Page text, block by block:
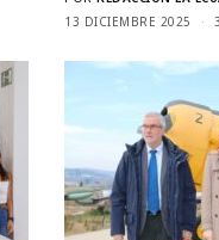
13 DICIEMBRE 2025